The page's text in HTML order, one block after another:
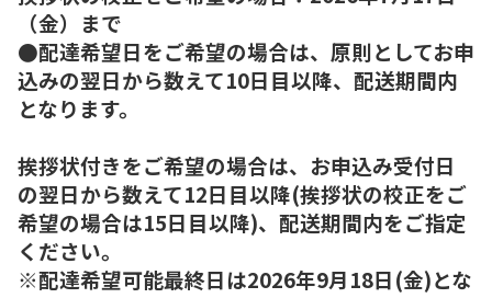
（金）まで
●配達希望日をご希望の場合は、原則としてお申
込みの翌日から数えて10日目以降、配送期間内
となります。
挨拶状付きをご希望の場合は、お申込み受付日
の翌日から数えて12日目以降(挨拶状の校正をご
希望の場合は15日目以降)、配送期間内をご指定
ください。
※配達希望可能最終日は2026年9月18日(金)とな